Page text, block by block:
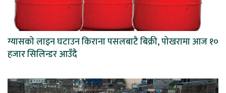
ग्यासको लाइन घटाउन किराना पसलबाटै बिक्री, पोखरामा आज १०
हजार सिलिन्डर आउँदै